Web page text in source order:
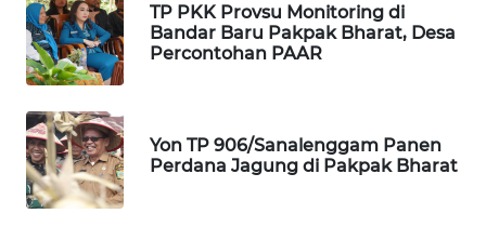
TP PKK Provsu Monitoring di
Bandar Baru Pakpak Bharat, Desa
Percontohan PAAR
Yon TP 906/Sanalenggam Panen
Perdana Jagung di Pakpak Bharat
SIBARAGAS
NEWS
METRO
SIANTAR
NEWS